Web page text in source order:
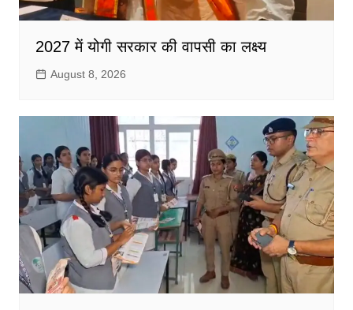
2027 में योगी सरकार की वापसी का लक्ष्य
August 8, 2026